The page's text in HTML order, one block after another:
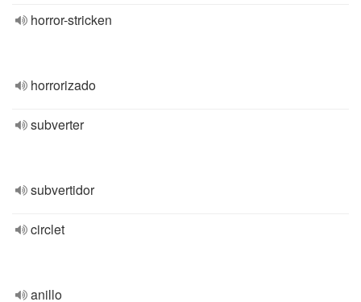
horror-stricken
horrorizado
subverter
subvertidor
circlet
anillo